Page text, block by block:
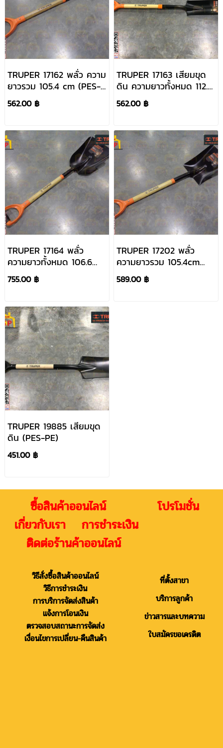
TRUPER 17162 พลั่ว ความ
ยาวรวม 105.4 cm (PES-
P)
562.00 ฿
TRUPER 17163 เสียมขุด
ดิน ความยาวทั้งหมด 112.3
cm. (PEP-P)
562.00 ฿
TRUPER 17164 พลั่ว
ความยาวทั้งหมด 106.6
cm. (PCAY-P)
755.00 ฿
TRUPER 17202 พลั่ว
ความยาวรวม 105.4cm
(PCS-4P)
589.00 ฿
TRUPER 19885 เสียมขุด
ดิน (PES-PE)
451.00 ฿
ซื้อสินค้าออนไลน์ โปรโมชั่น
เกี่ยวกับเรา การชำระเงิน
ติดต่อร้านค้าออนไลน์
วิธีสั่งซื้อสินค้าออนไลน์
วิธีการชำระเงิน
การบริการจัดส่งสินค้า
แจ้งการโอนเงิน
ตรวจสอบสถานะการจัดส่ง
เงื่อนไขการเปลี่ยน-คืนสินค้า
ที่ตั้งสาขา
บริการลูกค้า
ข่าวสารและบทความ
ใบสมัครขอเครดิต